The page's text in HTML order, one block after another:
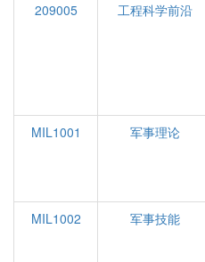
209005
工程科学前沿
MIL1001
军事理论
MIL1002
军事技能